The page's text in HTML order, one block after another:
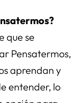
que se
Pensatermos,
aprendan y
entender, lo